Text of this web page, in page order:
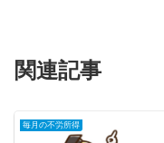
関連記事
毎月の不労所得